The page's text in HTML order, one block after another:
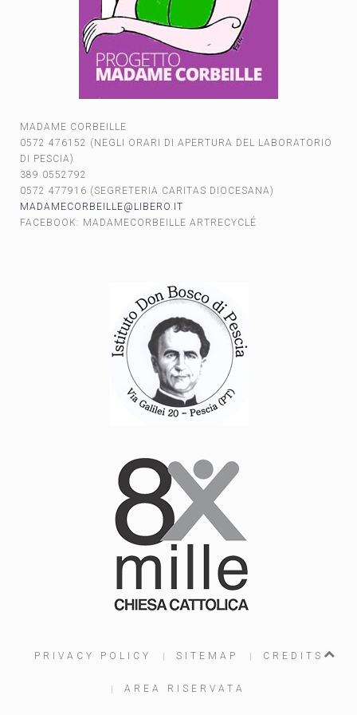
MADAME CORBEILLE
0572 476152 (NEGLI ORARI DI APERTURA DEL LABORATORIO
DI PESCIA)
389.0552792
0572 477916 (SEGRETERIA CARITAS DIOCESANA)
MADAMECORBEILLE@LIBERO.IT
FACEBOOK: MADAMECORBEILLE ARTRECYCLÉ
PRIVACY POLICY SITEMAP CREDITS
AREA RISERVATA